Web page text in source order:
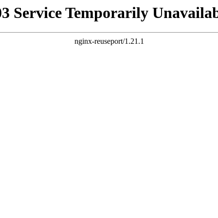
Service Temporarily
nginx-reuseport/1.21.1